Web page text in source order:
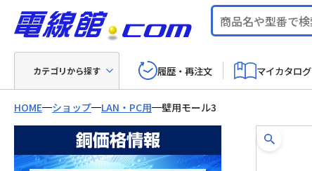
カテゴリから探す 履歴・再注文 マイカタログ
HOME ショップ LAN・PC用 壁用モール3
銅価格情報